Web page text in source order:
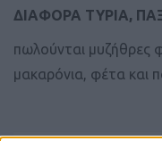
ΔΙΑΦΟΡΑ ΤΥΡΙΑ,
πωλούνται μυζήθρες
μακαρόνια, φέτα και